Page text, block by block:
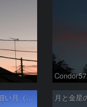
Condor57
金星、レグレス、細い月（７月１６日）